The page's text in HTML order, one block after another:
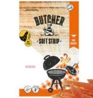
Arenas
Descanso
Super Ofertas